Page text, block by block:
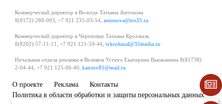
Коммерческий директор в Вологде Татьяна Антонова
8(8172) 280-003, +7 921 235-03-54, antonova@ers35.ru
Коммерческий директор в Череповце Татьяна Крохмаль
8(8202) 57-11-11, +7 921 121-59-44, tvkrohmal@35media.ru
Начальник отдела рекламы в Великом Устюге Екатерина Вьюжанина 8(81738)
2-04-44, +7 921 125-06-40, katrinv81@mail.ru
О проекте Реклама
Контакты
Политика в области обработки и защиты персональных данных